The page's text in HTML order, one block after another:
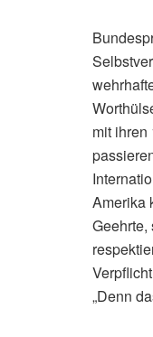
mit ihren
Amerika
Geehrte,
„Denn